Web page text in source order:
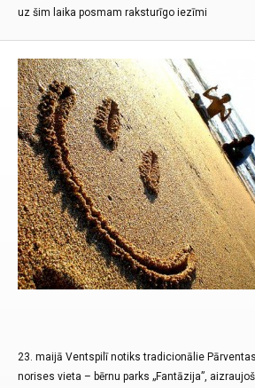
uz šim laika posmam raksturīgo iezīmi
23. maijā Ventspilī notiks tradicionālie
norises vieta – bērnu parks „Fantāzija”,